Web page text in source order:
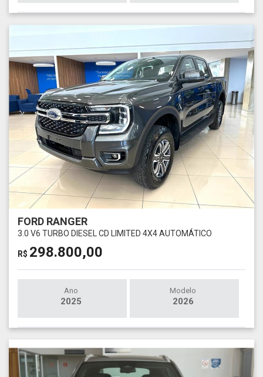
FORD RANGER
3.0 V6 TURBO DIESEL CD LIMITED 4X4 AUTOMÁTICO
R$ 298.800,00
Ano
2025
Modelo
2026